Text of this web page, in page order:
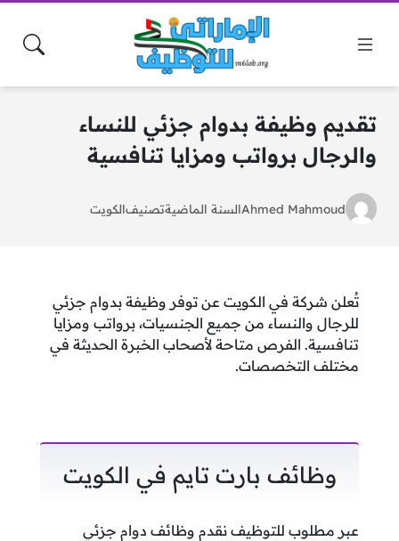
تقديم وظيفة بدوام جزئي للنساء
والرجال برواتب ومزايا تنافسية
Ahmed Mahmoudالسنة الماضيةتصنيفالكويت
تُعلن شركة في الكويت عن توفر وظيفة بدوام جزئي
للرجال والنساء من جميع الجنسيات، برواتب ومزايا
تنافسية. الفرص متاحة لأصحاب الخبرة الحديثة في
مختلف التخصصات.
وظائف بارت تايم في الكويت
عبر مطلوب للتوظيف نقدم وظائف دوام جزئي